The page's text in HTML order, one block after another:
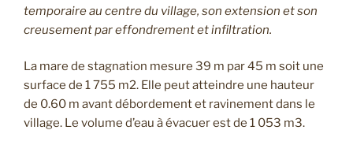
temporaire au centre du village, son extension et son
creusement par effondrement et infiltration.
La mare de stagnation mesure 39 m par 45 m soit une
surface de 1 755 m2. Elle peut atteindre une hauteur
de 0.60 m avant débordement et ravinement dans le
village. Le volume d’eau à évacuer est de 1 053 m3.